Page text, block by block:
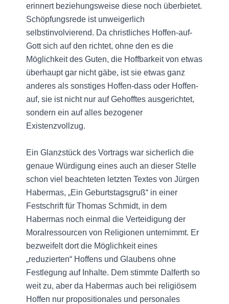
erinnert beziehungsweise diese noch überbietet.
Schöpfungsrede ist unweigerlich
selbstinvolvierend. Da christliches Hoffen-auf-
Gott sich auf den richtet, ohne den es die
Möglichkeit des Guten, die Hoffbarkeit von etwas
überhaupt gar nicht gäbe, ist sie etwas ganz
anderes als sonstiges Hoffen-dass oder Hoffen-
auf, sie ist nicht nur auf Gehofftes ausgerichtet,
sondern ein auf alles bezogener
Existenzvollzug.
Ein Glanzstück des Vortrags war sicherlich die
genaue Würdigung eines auch an dieser Stelle
schon viel beachteten letzten Textes von Jürgen
Habermas, „Ein Geburtstagsgruß“ in einer
Festschrift für Thomas Schmidt, in dem
Habermas noch einmal die Verteidigung der
Moralressourcen von Religionen unternimmt. Er
bezweifelt dort die Möglichkeit eines
„reduzierten“ Hoffens und Glaubens ohne
Festlegung auf Inhalte. Dem stimmte Dalferth so
weit zu, aber da Habermas auch bei religiösem
Hoffen nur propositionales und personales